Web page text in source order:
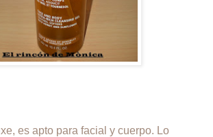
es apto para facial y cuerpo. Lo